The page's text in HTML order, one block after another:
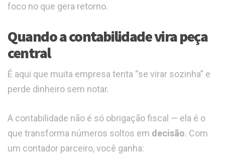
foco no que gera retorno.
Quando a contabilidade vira peça
central
É aqui que muita empresa tenta “se virar sozinha” e
perde dinheiro sem notar.
A contabilidade não é só obrigação fiscal — ela é o
que transforma números soltos em decisão. Com
um contador parceiro, você ganha: